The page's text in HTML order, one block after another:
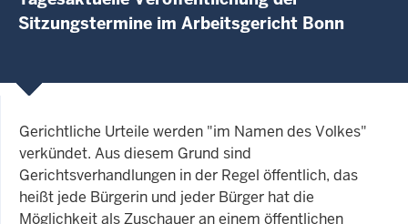
Sitzungstermine im Arbeitsgericht Bonn
Gerichtliche Urteile werden "im Namen des Volkes"
verkündet. Aus diesem Grund sind
Gerichtsverhandlungen in der Regel öffentlich, das
heißt jede Bürgerin und jeder Bürger hat die
Möglichkeit als Zuschauer an einem öffentlichen